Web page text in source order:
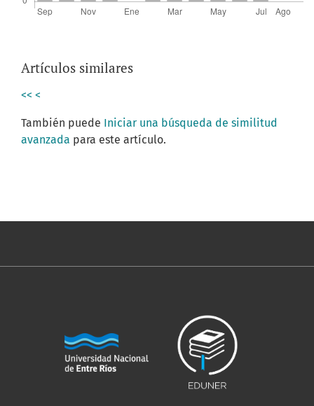
Artículos similares
<< <
También puede Iniciar una búsqueda de similitud
avanzada para este artículo.